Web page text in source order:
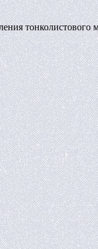
тонколистового